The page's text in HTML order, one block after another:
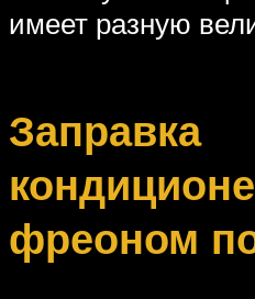
имеет разную
Заправка
фреоном